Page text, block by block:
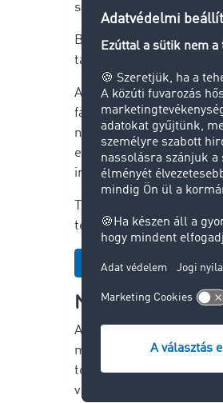
szerződéseket.
Bár szezonális
tartósan magasabb
Amennyiben 2026-ban
fakadó magas árak
nem lehet kiszámlázni.
együttműködés
irányába tolódik.
Töltse le a
tényt és adatot
Töltse le itt
Még több
A magasabb fuvardíjak
mivel a
további vállalkozások
válhatnak, mások